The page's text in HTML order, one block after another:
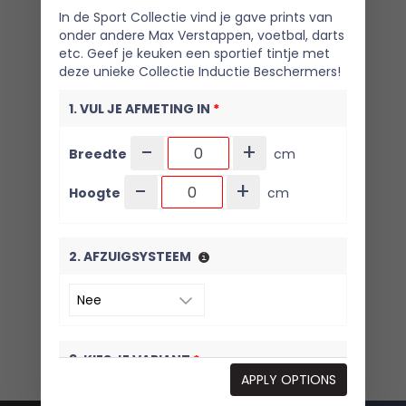
In de Sport Collectie vind je gave prints van
onder andere Max Verstappen, voetbal, darts
etc. Geef je keuken een sportief tintje met
deze unieke Collectie Inductie Beschermers!
1. VUL JE AFMETING IN *
Breedte - + cm
Hoogte - + cm
2. AFZUIGSYSTEEM
3. KIES JE VARIANT*
APPLY OPTIONS